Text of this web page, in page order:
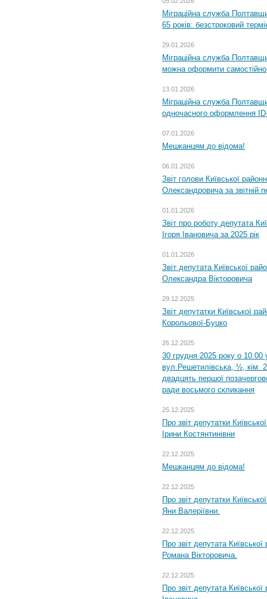
Міграційна служба
65 років: безстроковий
29.01.2026
Міграційна служба
можна оформити самостійно
13.01.2026
Міграційна служба
одночасного оформлення
07.01.2026
Мешканцям до відома!
06.01.2026
Звіт голови Київської
Олександровича за звітній
01.01.2026
Звіт про роботу депутата
Ігоря Івановича за 2025 рік
01.01.2026
Звіт депутата Київської
Олександра Вікторовича
29.12.2025
Звіт депутатки Київської
Корольової-Буцко
26.12.2025
30 грудня 2025 року о 10.00
вул.Решетилівська, ½, кім.
двадцять першої
ради восьмого скликання
25.12.2025
Про звіт депутатки
Ірини Костянтинівни
22.12.2025
Мешканцям до відома!
22.12.2025
Про звіт депутатки
Яни Валеріївни.
22.12.2025
Про звіт депутата
Романа Вікторовича.
22.12.2025
Про звіт депутата